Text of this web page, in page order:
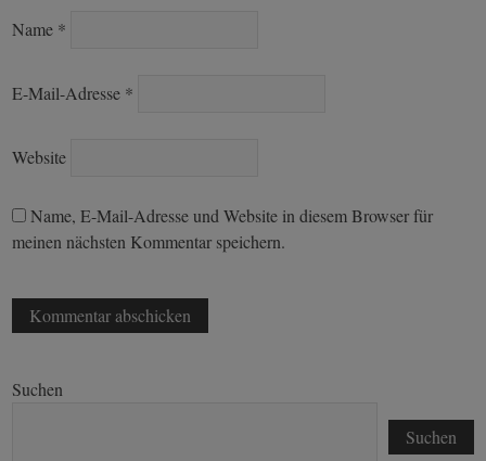
Name *
E-Mail-Adresse *
Website
Name, E-Mail-Adresse und Website in diesem Browser für
meinen nächsten Kommentar speichern.
Suchen
Suchen